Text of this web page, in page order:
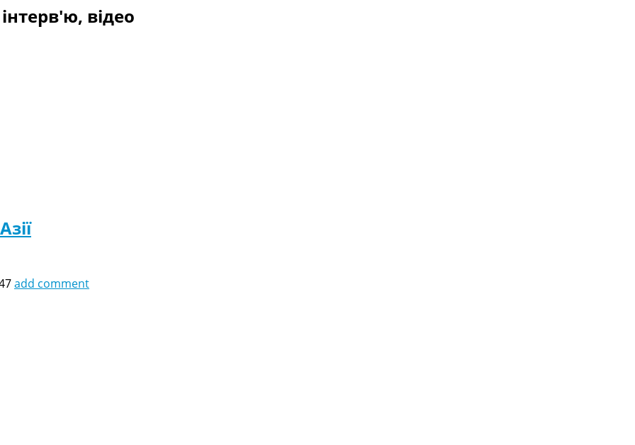
відео
add comment